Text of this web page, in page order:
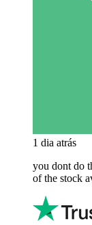
1 dia atrás
you dont do
of the stock